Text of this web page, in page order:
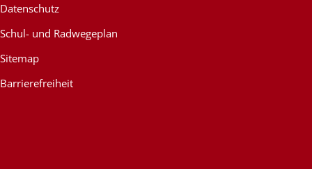
Datenschutz
Schul- und Radwegeplan
Sitemap
Barrierefreiheit